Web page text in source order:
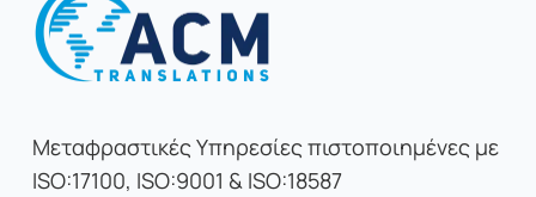
Μεταφραστικές Υπηρεσίες πιστοποιημένες με
ISO:17100, ISO:9001 & ISO:18587